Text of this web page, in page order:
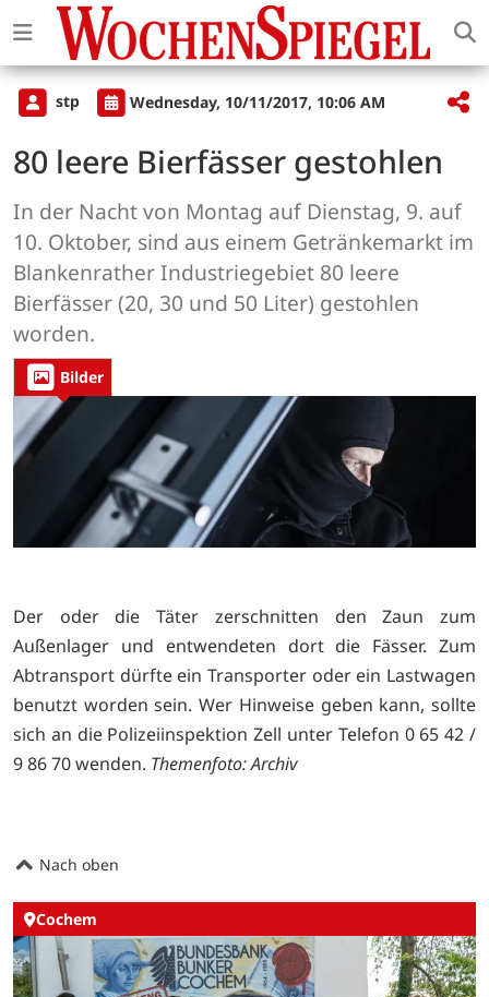
stp Wednesday, 10/11/2017, 10:06 AM
80 leere Bierfässer gestohlen
In der Nacht von Montag auf Dienstag, 9. auf
10. Oktober, sind aus einem Getränkemarkt im
Blankenrather Industriegebiet 80 leere
Bierfässer (20, 30 und 50 Liter) gestohlen
worden.
Bilder
Der oder die Täter zerschnitten den Zaun zum
Außenlager und entwendeten dort die Fässer. Zum
Abtransport dürfte ein Transporter oder ein Lastwagen
benutzt worden sein. Wer Hinweise geben kann, sollte
sich an die Polizeiinspektion Zell unter Telefon 0 65 42 /
9 86 70 wenden. Themenfoto: Archiv
Nach oben
Cochem